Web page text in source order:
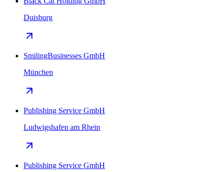
Duisburg
SmilingBusinesses GmbH
München
Publishing Service GmbH
Ludwigshafen am Rhein
Publishing Service GmbH